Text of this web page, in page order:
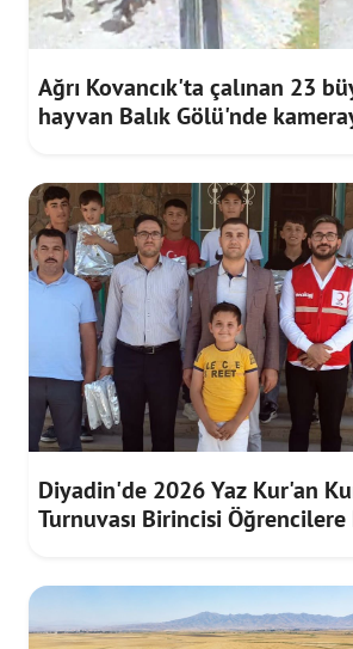
Ağrı Kovancık'ta çalınan 23
hayvan Balık Gölü'nde
Diyadin'de 2026 Yaz Kur'an
Turnuvası Birincisi